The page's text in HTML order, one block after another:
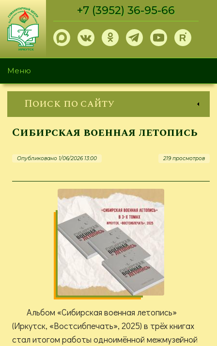
Перейти
основному
содержанию
+7 (3952) 36-95-66
Меню
Поиск по сайту
Сибирская военная летопись
Опубликовано 1/06/2026 13:00 219 просмотров
Альбом «Сибирская военная летопись»
(Иркутск, «Востсибпечать», 2025) в трёх книгах
стал итогом работы одноимённой межмузейной